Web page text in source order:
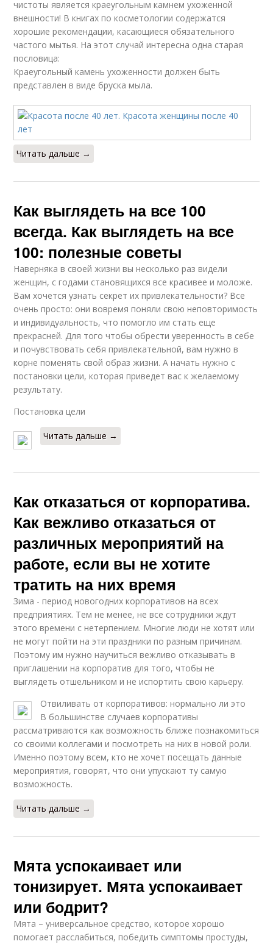
чистоты является краеугольным камнем ухоженной
внешности! В книгах по косметологии содержатся
хорошие рекомендации, касающиеся обязательного
частого мытья. На этот случай интересна одна старая
пословица:
Краеугольный камень ухоженности должен быть
представлен в виде бруска мыла.
Читать дальше →
Как выглядеть на все 100
всегда. Как выглядеть на все
100: полезные советы
Наверняка в своей жизни вы несколько раз видели
женщин, с годами становящихся все красивее и моложе.
Вам хочется узнать секрет их привлекательности? Все
очень просто: они вовремя поняли свою неповторимость
и индивидуальность, что помогло им стать еще
прекрасней. Для того чтобы обрести уверенность в себе
и почувствовать себя привлекательной, вам нужно в
корне поменять свой образ жизни. А начать нужно с
постановки цели, которая приведет вас к желаемому
результату.
Постановка цели
Читать дальше →
Как отказаться от корпоратива.
Как вежливо отказаться от
различных мероприятий на
работе, если вы не хотите
тратить на них время
Зима - период новогодних корпоративов на всех
предприятиях. Тем не менее, не все сотрудники ждут
этого времени с нетерпением. Многие люди не хотят или
не могут пойти на эти праздники по разным причинам.
Поэтому им нужно научиться вежливо отказывать в
приглашении на корпоратив для того, чтобы не
выглядеть отшельником и не испортить свою карьеру.
Отвиливать от корпоративов: нормально ли это
В большинстве случаев корпоративы
рассматриваются как возможность ближе познакомиться
со своими коллегами и посмотреть на них в новой роли.
Именно поэтому всем, кто не хочет посещать данные
мероприятия, говорят, что они упускают ту самую
возможность.
Читать дальше →
Мята успокаивает или
тонизирует. Мята успокаивает
или бодрит?
Мята – универсальное средство, которое хорошо
помогает расслабиться, победить симптомы простуды,